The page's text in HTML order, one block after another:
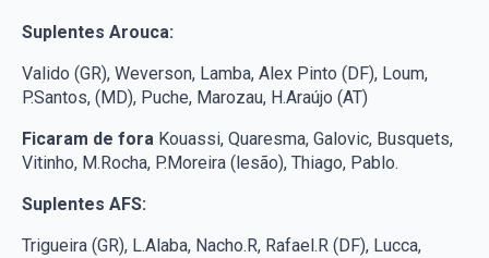
Suplentes Arouca:
Valido (GR), Weverson, Lamba, Alex Pinto (DF), Loum,
P.Santos, (MD), Puche, Marozau, H.Araújo (AT)
Ficaram de fora Kouassi, Quaresma, Galovic, Busquets,
Vitinho, M.Rocha, P.Moreira (lesão), Thiago, Pablo.
Suplentes AFS:
Trigueira (GR), L.Alaba, Nacho.R, Rafael.R (DF), Lucca,